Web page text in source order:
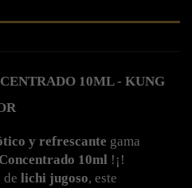
10ML - KUNG
y refrescante
10ml !¡!
de lichi jugoso, este